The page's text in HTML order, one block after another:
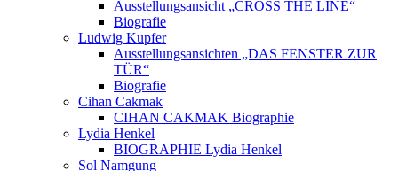
Ausstellungsansicht „CROSS THE LINE“
Biografie
Ludwig Kupfer
Ausstellungsansichten „DAS FENSTER ZUR
TÜR“
Biografie
Cihan Cakmak
CIHAN CAKMAK Biographie
Lydia Henkel
BIOGRAPHIE Lydia Henkel
Sol Namgung